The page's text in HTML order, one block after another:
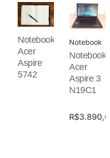
Notebook
Acer
Aspire
5742
Notebook
Notebook
Acer
Aspire 3
N19C1
R$3.890,00